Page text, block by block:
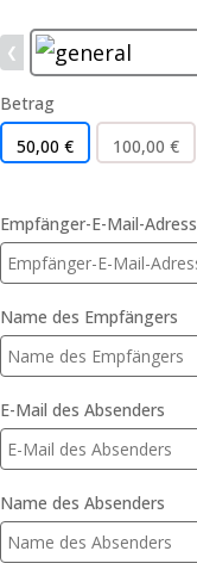
❮
Betrag
50,00 € 100,00 €
Empfänger-E-Mail-
Name des Empfängers
E-Mail des Absenders
Name des Absenders